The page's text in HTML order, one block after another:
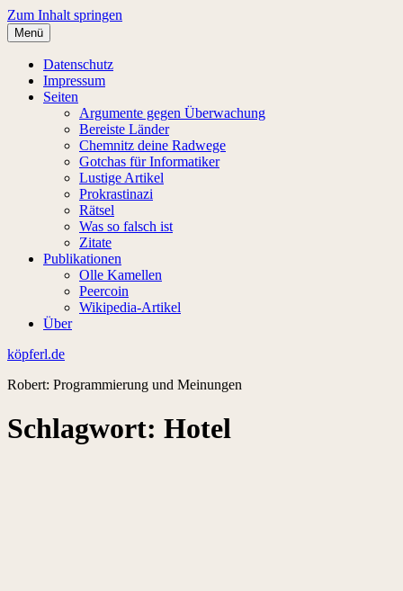
Zum Inhalt springen
Menü
Datenschutz
Impressum
Seiten
Argumente gegen Überwachung
Bereiste Länder
Chemnitz deine Radwege
Gotchas für Informatiker
Lustige Artikel
Prokrastinazi
Rätsel
Was so falsch ist
Zitate
Publikationen
Olle Kamellen
Peercoin
Wikipedia-Artikel
Über
köpferl.de
Robert: Programmierung und Meinungen
Schlagwort: Hotel